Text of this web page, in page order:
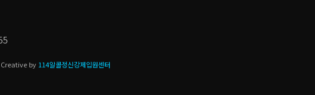
Creative by 114알콜정신강제입원센터